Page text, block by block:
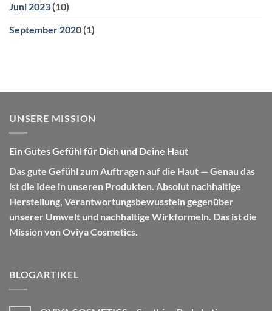
Juni 2023 (10)
September 2020 (1)
UNSERE MISSION
Ein Gutes Gefühl für Dich und Deine Haut
Das gute Gefühl zum Auftragen auf die Haut — Genau das
ist die Idee in unseren Produkten. Absolut nachhaltige
Herstellung, Verantwortungsbewusstein gegenüber
unserer Umwelt und nachhaltige Wirkformeln. Das ist die
Mission von Oviya Cosmetics.
BLOGARTIKEL